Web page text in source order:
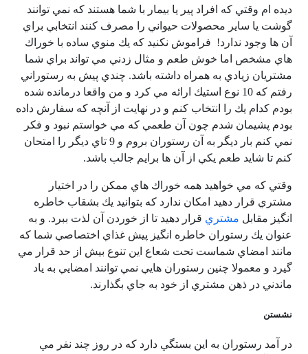
ديده ام وقتي كه افراد پير يا بيمار با شما هستند كه نمي توانند
گوشت يا ساير محصولات حيواني را مصرف كنند انتخابي براي
آن ها وجود ندارد! فراموش نكنيد كه يك منوي ساده با خوراك
هاي مشخص اما خوش طعم و مثال زدني مي تواند براي شما
مشتريان زيادي به همراه داشته باشد. چندي پيش به رستوراني
رفتم كه 10 نوع استيك ارائه مي كرد و من واقعا درمانده شده
بودم كدام يك را انتخاب كنم و در نهايت از آنچه كه سفارش داده
بودم پشيمان شدم چون آن طعمي كه مي خواستم نبود و فكر
نمي كنم بار ديگر به آن رستوران بروم و 9 تاي ديگر را امتحان
كنم تا شايد طعم يكي از آن ها برايم جالب باشد.
وقتي كه مي خواهيد همه خوراك هاي ممكن را در اختيار
مشتري قرار دهيد امكان ندارد كه بتوانيد يك بشقاب خاطره
انگيز مقابل مشتري قرار دهيد تا از خوردن آن لذت ببرد. و به
عنوان يك رستوران خاطره انگيز پيش غذاي اختصاصي شما كه
مانند امضاي شماست تحت شعاع اين تنوع بيش از حد قرار مي
گيرد و معمولا چنين رستوران هايي نمي توانند امضايي به ياد
ماندني در ذهن مشتري از خود به جاي بگذارند.
نشستن
در آمد رستوران به اين بستگي دارد كه در روز چند نفر مي